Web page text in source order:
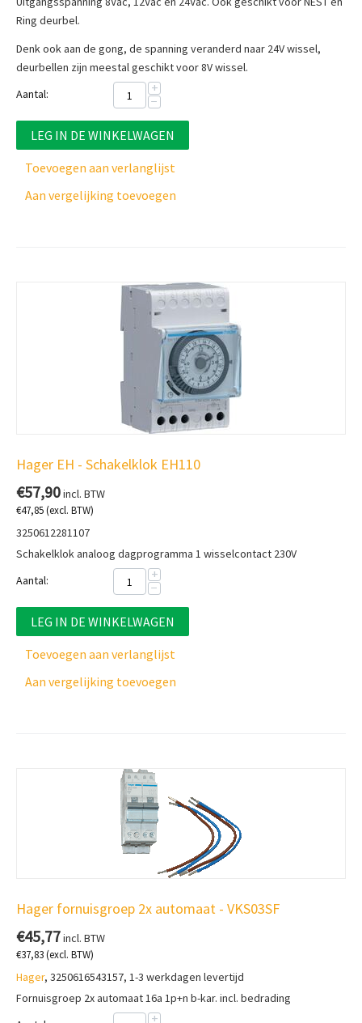
Ring deurbel.
Denk ook aan de gong, de spanning veranderd naar 24V wissel,
deurbellen zijn meestal geschikt voor 8V wissel.
Aantal:
+
−
LEG IN DE WINKELWAGEN
Toevoegen aan verlanglijst
Aan vergelijking toevoegen
Hager EH - Schakelklok EH110
€57,90incl. BTW
€47,85(excl. BTW)
3250612281107
Schakelklok analoog dagprogramma 1 wisselcontact 230V
Aantal:
+
−
LEG IN DE WINKELWAGEN
Toevoegen aan verlanglijst
Aan vergelijking toevoegen
Hager fornuisgroep 2x automaat - VKS03SF
€45,77incl. BTW
€37,83(excl. BTW)
Hager, 3250616543157, 1-3 werkdagen levertijd
Fornuisgroep 2x automaat 16a 1p+n b-kar. incl. bedrading
+